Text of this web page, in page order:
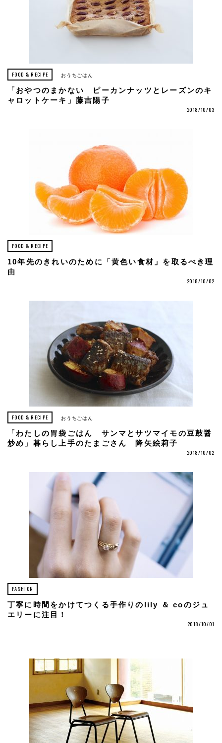
FOOD & RECIPE おうちごはん
「おやつのまかない ピーカンナッツとレーズンのキ
ャロットケーキ」藤吉陽子
2018/10/03
FOOD & RECIPE
10年先のきれいのために「黄色い食材」を取るべき理
由
2018/10/02
FOOD & RECIPE おうちごはん
「わたしの胃袋ごはん サンマとサツマイモの豆鼓醤
炒め」暮らし上手のたまごさん 降矢絵莉子
2018/10/02
FASHION
丁寧に時間をかけてつくる手作りのlily ＆ coのジュ
エリーに注目！
2018/10/01